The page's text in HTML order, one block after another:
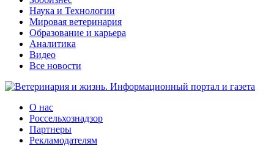
Наука и Технологии
Мировая ветеринария
Образование и карьера
Аналитика
Видео
Все новости
О нас
Россельхознадзор
Партнеры
Рекламодателям